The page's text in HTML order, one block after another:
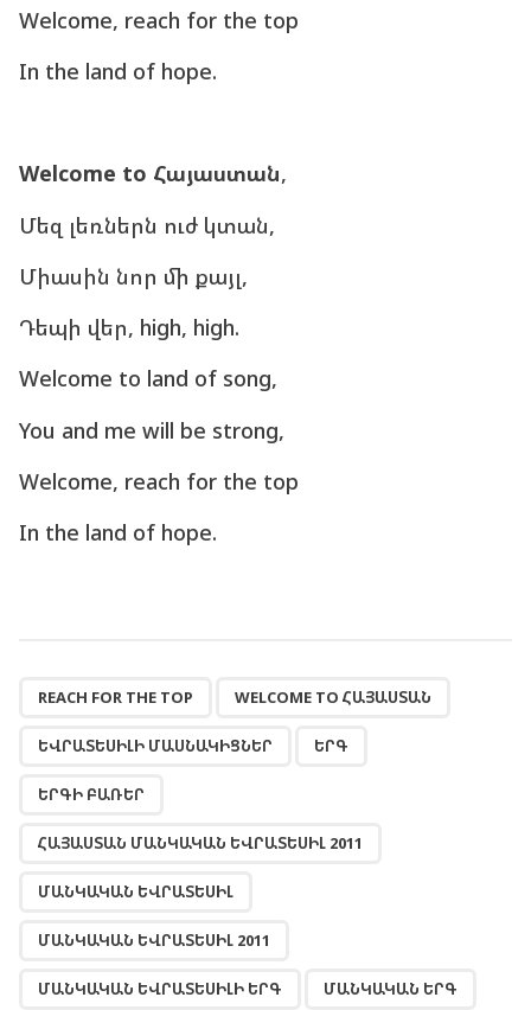
Welcome, reach for the top
In the land of hope.
Welcome to Հայաստան,
Մեզ լեռներն ուժ կտան,
Միասին նոր մի քայլ,
Դեպի վեր, high, high.
Welcome to land of song,
You and me will be strong,
Welcome, reach for the top
In the land of hope.
REACH FOR THE TOP WELCOME TO ՀԱՅԱՍՏԱՆ
ԵՎՐԱՏԵՍԻԼԻ ՄԱՍՆԱԿԻՑՆԵՐ ԵՐԳ
ԵՐԳԻ ԲԱՌԵՐ
ՀԱՅԱՍՏԱՆ ՄԱՆԿԱԿԱՆ ԵՎՐԱՏԵՍԻԼ 2011
ՄԱՆԿԱԿԱՆ ԵՎՐԱՏԵՍԻԼ
ՄԱՆԿԱԿԱՆ ԵՎՐԱՏԵՍԻԼ 2011
ՄԱՆԿԱԿԱՆ ԵՎՐԱՏԵՍԻԼԻ ԵՐԳ ՄԱՆԿԱԿԱՆ ԵՐԳ